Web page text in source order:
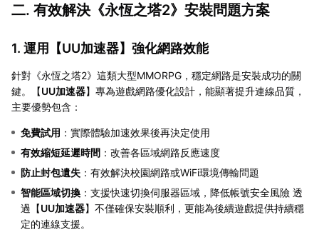
二. 有效解決《永恆之塔2》安裝問題方案
1. 運用【UU加速器】強化網路效能
針對《永恆之塔2》這類大型MMORPG，穩定網路是安裝成功的關
鍵。【UU加速器】專為遊戲網路優化設計，能顯著提升連線品質，
主要優勢包含：
免費試用 ：實際體驗加速效果後再決定使用
有效縮短延遲時間 ：改善各區域網路反應速度
防止封包遺失 ：有效解決校園網路或WiFi環境傳輸問題
智能區域切換 ：支援快速切換伺服器區域，降低帳號安全風險 透
過【UU加速器】不僅確保安裝順利，更能為後續遊戲提供持續穩
定的連線支援。